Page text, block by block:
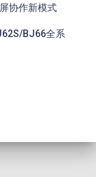
协作新模式
BJ66全系